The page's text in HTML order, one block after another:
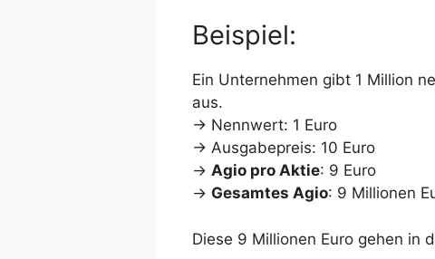
Beispiel:
Ein Unternehmen gibt 1 Million
aus.
→ Nennwert: 1 Euro
→ Ausgabepreis: 10 Euro
→ Agio pro Aktie: 9 Euro
→ Gesamtes Agio: 9 Millionen
Diese 9 Millionen Euro gehen in